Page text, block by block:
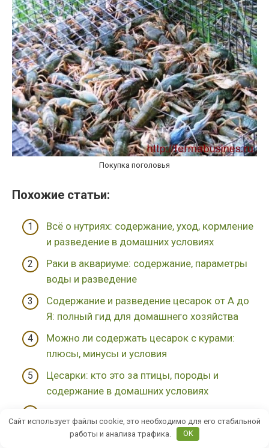
Покупка поголовья
Похожие cтатьи:
Всё о нутриях: содержание, уход, кормление
и разведение в домашних условиях
Раки в аквариуме: содержание, параметры
воды и разведение
Содержание и разведение цесарок от А до
Я: полный гид для домашнего хозяйства
Можно ли содержать цесарок с курами:
плюсы, минусы и условия
Цесарки: кто это за птицы, породы и
содержание в домашних условиях
первого яйца — пошаговая инструкция
Сайт использует файлы cookie, это необходимо для его стабильной
работы и анализа трафика.
OK